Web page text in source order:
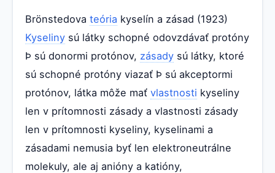
Brönstedova teória kyselín a zásad (1923)
Kyseliny sú látky schopné odovzdávať protóny
Þ sú donormi protónov, zásady sú látky, ktoré
sú schopné protóny viazať Þ sú akceptormi
protónov, látka môže mať vlastnosti kyseliny
len v prítomnosti zásady a vlastnosti zásady
len v prítomnosti kyseliny, kyselinami a
zásadami nemusia byť len elektroneutrálne
molekuly, ale aj anióny a katióny,